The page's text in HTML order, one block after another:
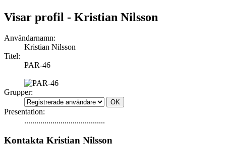
Visar profil - Kristian Nilsson
Användarnamn:
Kristian Nilsson
Titel:
PAR-46
Grupper:
Presentation:
........................................
Kontakta Kristian Nilsson